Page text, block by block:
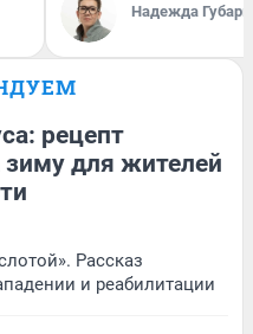
Надежда Губарь
рецепт
для жителей
Рассказ
и реабилитации